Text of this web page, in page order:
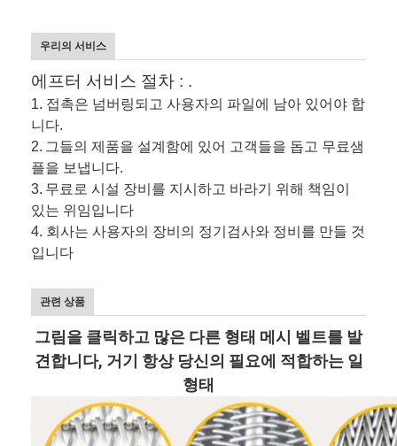
우리의 서비스
에프터 서비스 절차 : .
1. 접촉은 넘버링되고 사용자의 파일에 남아 있어야 합
니다.
2. 그들의 제품을 설계함에 있어 고객들을 돕고 무료샘
플을 보냅니다.
3. 무료로 시설 장비를 지시하고 바라기 위해 책임이
있는 위임입니다
4. 회사는 사용자의 장비의 정기검사와 정비를 만들 것
입니다
관련 상품
그림을 클릭하고 많은 다른 형태 메시 벨트를 발
견합니다, 거기 항상 당신의 필요에 적합하는 일
형태